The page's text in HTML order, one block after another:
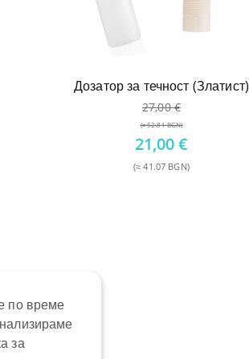
Дозатор за течност (Златист)
27,00€
(≈ 52.81 BGN)
Original
price
was:
21,00€
(≈ 41.07 BGN)
по време
за